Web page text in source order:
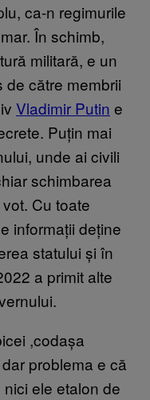
ca-n regimurile
În schimb,
militară, e un
de către membrii
Vladimir Putin e
Puțin mai
unde ai civili
schimbarea
Cu toate
informații deține
statului și în
a primit alte
,codașa
problema e că
ele etalon de